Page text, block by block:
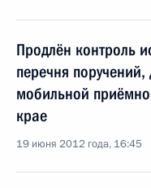
Продлён контроль
перечня
мобильной
крае
19 июня 2012 года, 16:45